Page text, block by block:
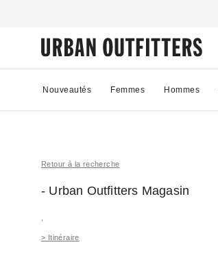
Nouveautés Femmes Hommes
Retour à la recherche
- Urban Outfitters Magasin
> Itinéraire